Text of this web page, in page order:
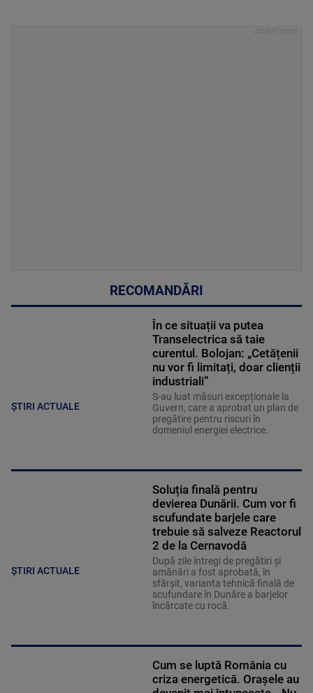
RECOMANDĂRI
ȘTIRI ACTUALE
În ce situații va putea
Transelectrica să taie
curentul. Bolojan: „Cetățenii
nu vor fi limitați, doar clienții
industriali”
S-au luat măsuri excepționale la
Guvern, care a aprobat un plan de
pregătire pentru riscuri în
domeniul energiei electrice.
ȘTIRI ACTUALE
Soluția finală pentru
devierea Dunării. Cum vor fi
scufundate barjele care
trebuie să salveze Reactorul
2 de la Cernavodă
După zile întregi de pregătiri și
amânări a fost aprobată, în
sfârșit, varianta tehnică finală de
scufundare în Dunăre a barjelor
încărcate cu rocă.
Cum se luptă România cu
criza energetică. Orașele au